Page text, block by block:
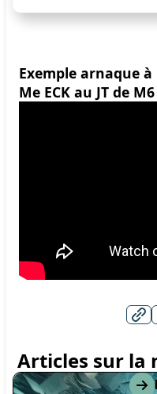
Exemple arnaque
Me ECK au JT de M6
Articles sur la